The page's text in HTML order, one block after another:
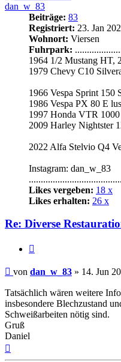
dan_w_83
Beiträge: 83
Registriert: 23. Jan
Wohnort: Viersen
Fuhrpark:
1964 1/2 Mustang HT,
1979 Chevy C10
1966 Vespa Sprint 150
1986 Vespa PX 80 E
1997 Honda VTR
2009 Harley Nightster
2022 Alfa Stelvio Q4
Instagram: dan_w_83
Likes vergeben: 18 x
Likes erhalten: 26 x
Re: Diverse
Beitrag
von dan_w_83 » 14. Jun
Tatsächlich wären weitere
insbesondere Blechzustand
Schweißarbeiten nötig sind.
Gruß
Daniel